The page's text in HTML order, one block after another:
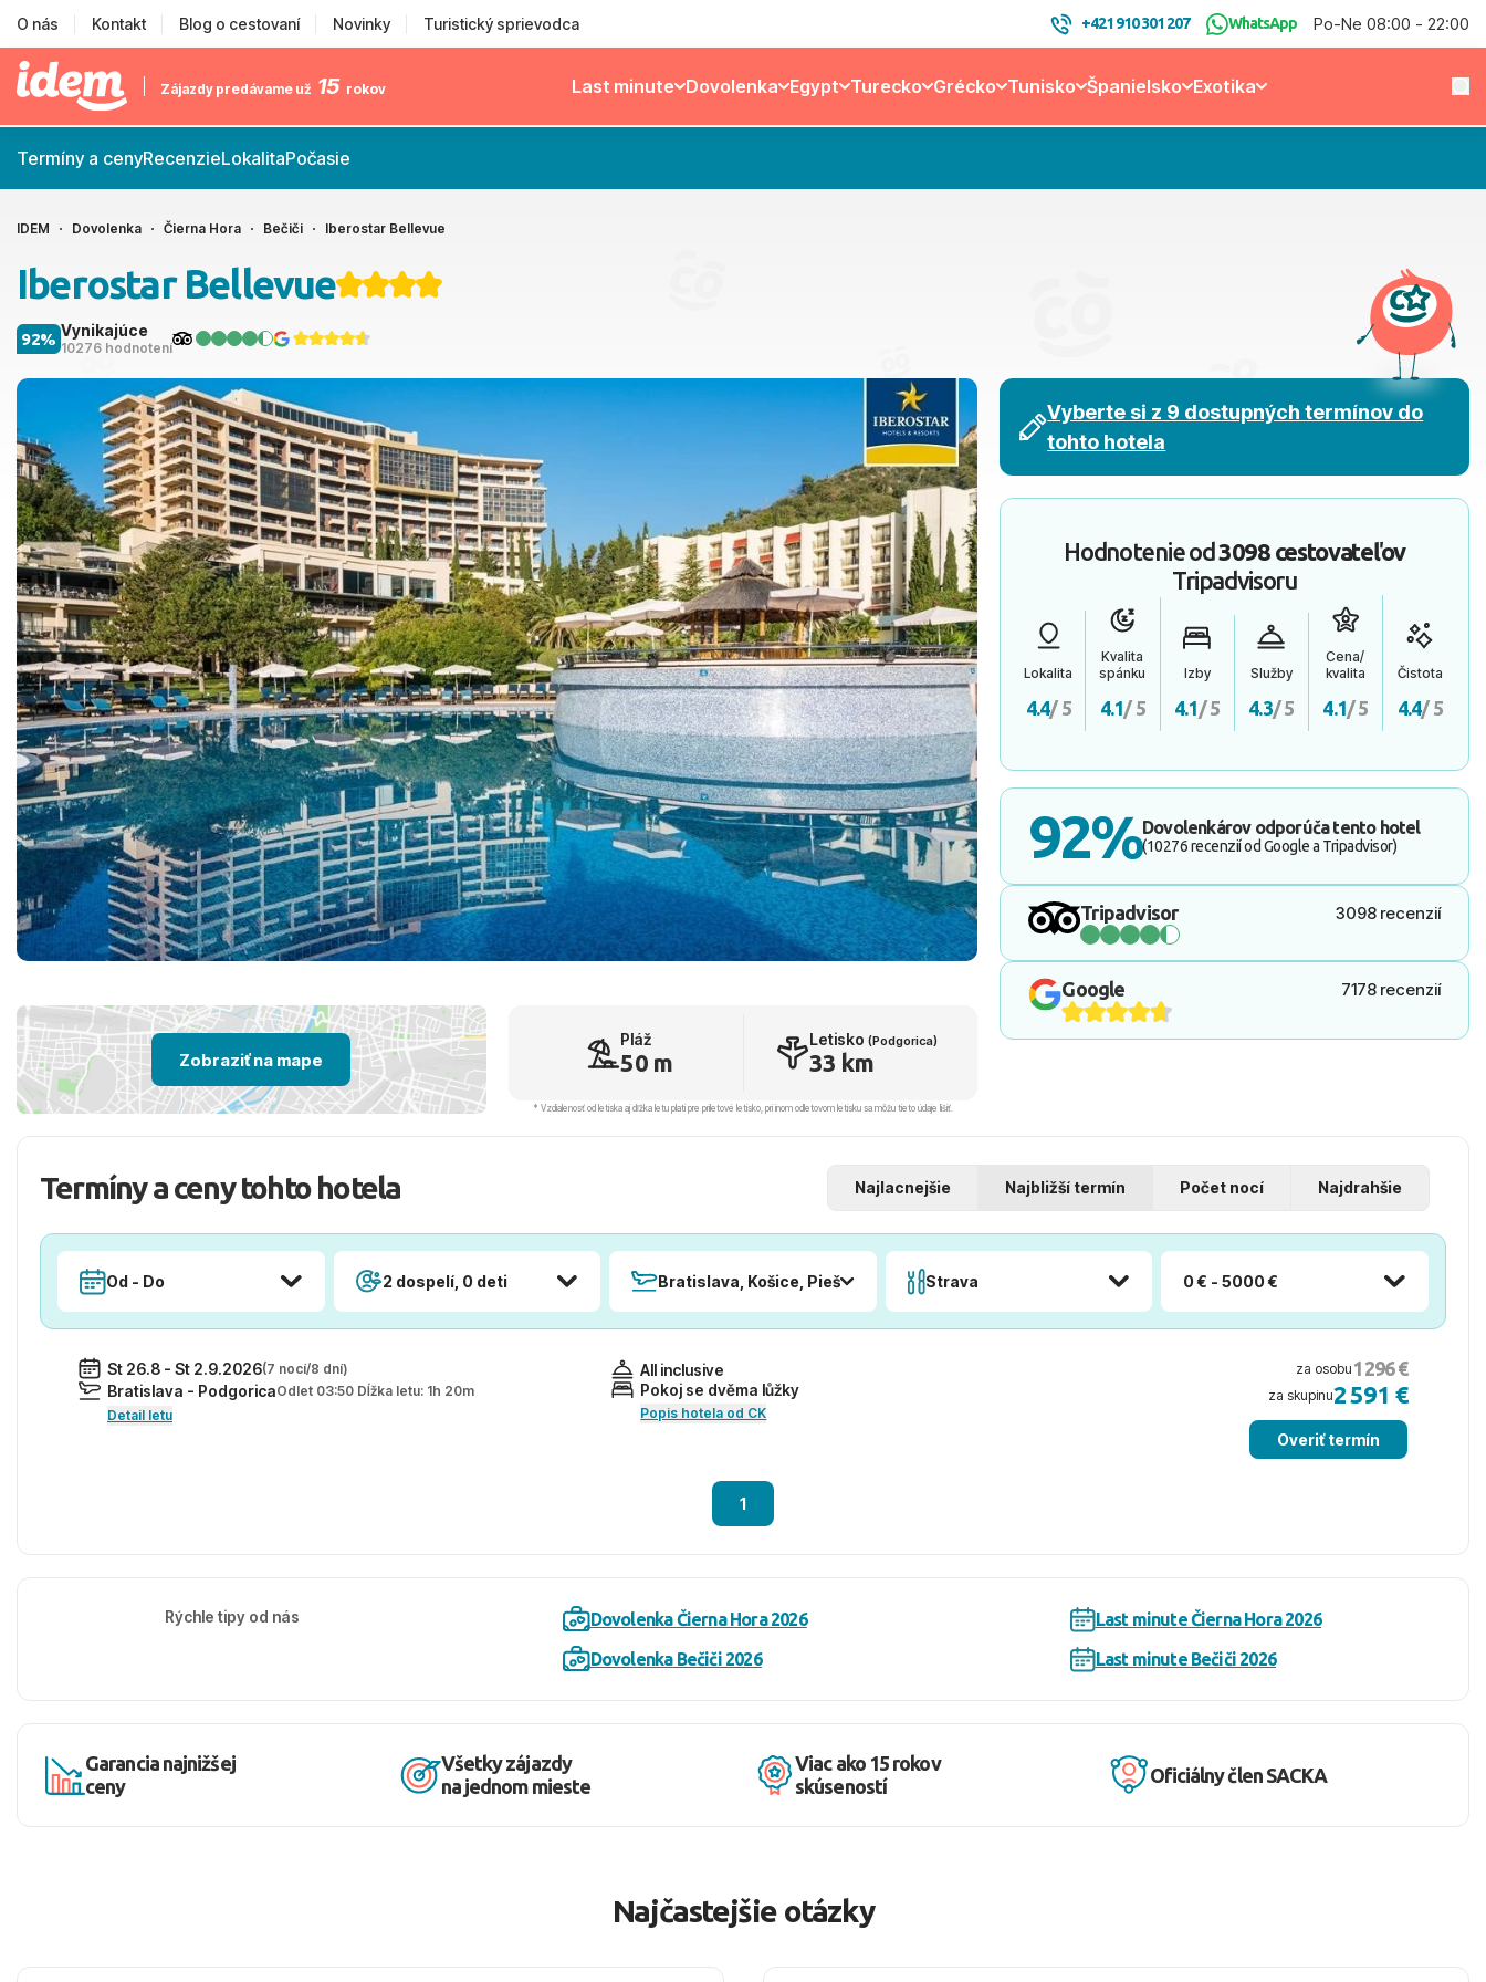
O nás Kontakt Blog o cestovaní Novinky Turistický sprievodca +421 910 301 207 WhatsApp Po-Ne 08:00 - 22:00
Zájazdy predávame už 15 rokov Last minute Dovolenka Egypt Turecko Grécko Tunisko Španielsko Exotika
Termíny a cenyRecenzieLokalitaPočasie
IDEM Dovolenka Čierna Hora Bečiči Iberostar Bellevue
Iberostar Bellevue
Vynikajúce
10276 hodnotení
92%
Vyberte si z 9 dostupných termínov do
tohto hotela
Hodnotenie od3098 cestovateľov
Tripadvisoru
Lokalita
4.4/ 5
Kvalita
spánku
4.1/ 5
Izby
4.1/ 5
Služby
4.3/ 5
Cena/
kvalita
4.1/ 5
Čistota
4.4/ 5
92%Dovolenkárov odporúča tento hotel
(10276 recenzií od Google a Tripadvisor)
Tripadvisor 3098 recenzií
Google 7178 recenzií
Zobraziť na mape
Pláž
50 m
Letisko (Podgorica)
33 km
* Vzdialenosť od letiska aj dľžka letu platí pre príletové letisko, pri inom odletovom letisku sa môžu tieto údaje líšiť.
Termíny a ceny tohto hotela Najlacnejšie Najbližší termín Počet nocí Najdrahšie
Od - Do 2 dospelí, 0 deti Bratislava, Košice, Piešťany, PopradStrava 0 € - 5000 €
St 26.8 - St 2.9.2026(7 nocí/8 dní)
Bratislava - PodgoricaOdlet 03:50 Dĺžka letu: 1h 20m
Detail letu
All inclusive
Pokoj se dvěma lůžky
Popis hotela od CK
za osobu 1 296 €
za skupinu2 591 €
Overiť termín
1
Rýchle tipy od nás Dovolenka Čierna Hora 2026
Last minute Čierna Hora 2026
Dovolenka Bečiči 2026
Last minute Bečiči 2026
Garancia najnižšej
ceny
Všetky zájazdy
na jednom mieste
Viac ako 15 rokov
skúseností
Oficiálny člen SACKA
Najčastejšie otázky